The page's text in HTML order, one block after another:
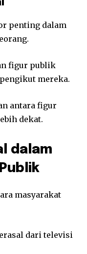
penting dalam
figur publik
mereka.
antara figur
dekat.
dalam
masyarakat
dari televisi